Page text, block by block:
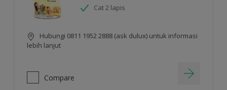
Cat 2 lapis
Hubungi 0811 1952 2888 (ask dulux) untuk informasi
lebih lanjut
Compare